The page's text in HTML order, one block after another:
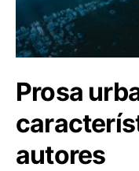
Prosa
autores